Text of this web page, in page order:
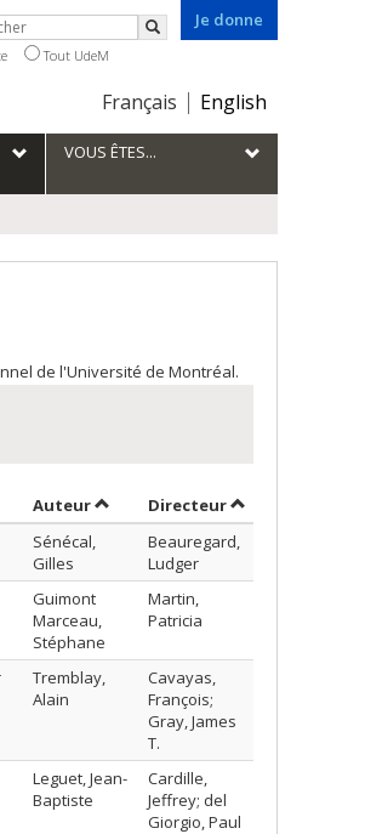
Je donne
Choix
la
langue
Français English
Rechercher
Tout UdeM
VOUS ÊTES...
de l'Université de Montréal.
AuteurTrier par auteur en ordre
Directeurpar
Sénécal,
Gilles
Beauregard,
Ludger
Guimont
Marceau,
Stéphane
Martin,
Patricia
Tremblay,
Alain
Cavayas,
François;
Gray, James
T.
Leguet, Jean-
Baptiste
Cardille,
Jeffrey; del
Giorgio, Paul